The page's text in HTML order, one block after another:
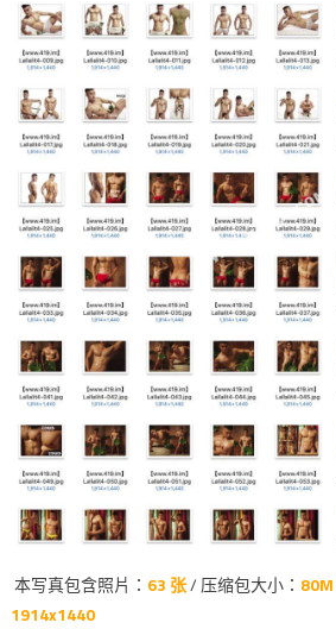
本写真包含照片： 63 张/ 压缩包大小： 80M
1914x1440